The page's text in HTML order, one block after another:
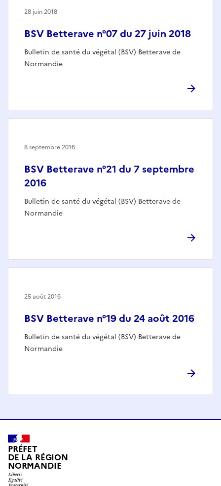
BSV Betterave n°07 du 27 juin 2018
Bulletin de santé du végétal (BSV) Betterave de
Normandie
28 juin 2018
BSV Betterave n°21 du 7 septembre
2016
Bulletin de santé du végétal (BSV) Betterave de
Normandie
8 septembre 2016
BSV Betterave n°19 du 24 août 2016
Bulletin de santé du végétal (BSV) Betterave de
Normandie
25 août 2016
PRÉFET
DE LA RÉGION
NORMANDIE